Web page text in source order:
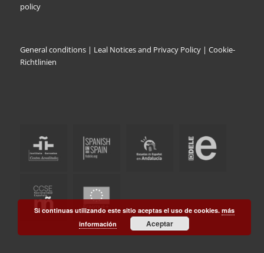
policy
General conditions| Leal Notices and Privacy Policy | Cookie-
Richtlinien
Si continuas utilizando este sitio aceptas el uso de cookies. más
información
Aceptar